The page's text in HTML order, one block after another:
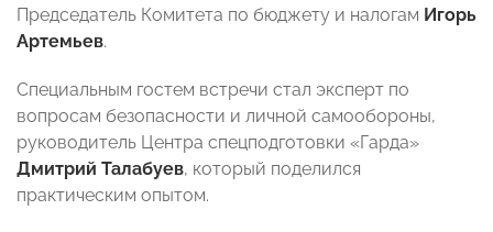
Председатель Комитета по бюджету и налогам Игорь
Артемьев.
Специальным гостем встречи стал эксперт по
вопросам безопасности и личной самообороны,
руководитель Центра спецподготовки «Гарда»
Дмитрий Талабуев, который поделился
практическим опытом.